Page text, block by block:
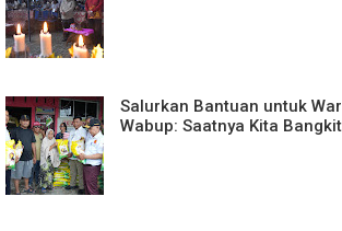
Salurkan Bantuan untuk
Wabup: Saatnya Kita